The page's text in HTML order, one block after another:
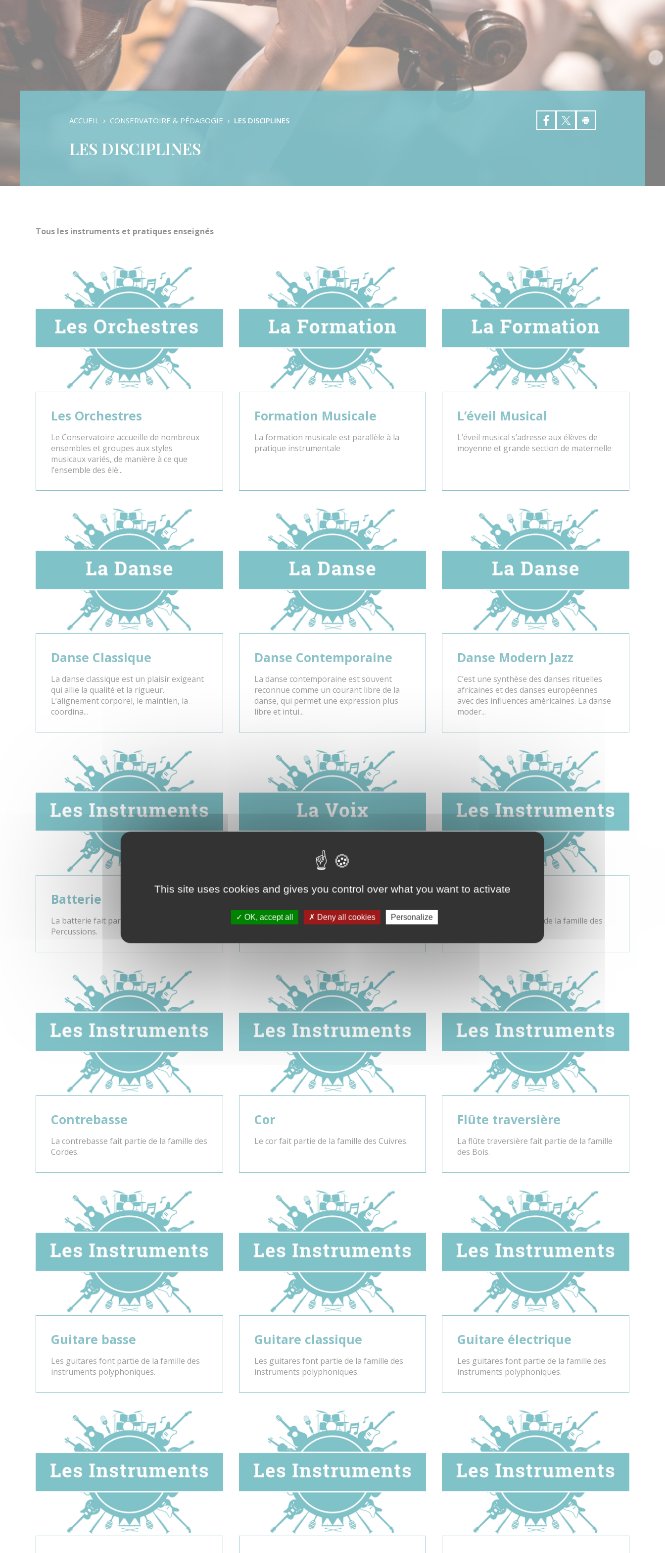
Formation Musicale
Pratiques d’ensembles
Auditions & Examens
Formation Musicale
L’éveil Musical
Danse Classique
Danse Contemporaine
Danse Modern Jazz
Batterie
Chant
Contrebasse
Guitare basse
Aliénor Brugaillere
Patrice Couvez
Blandine Cuvillier
Stéphane Chauveau
Benjamin Decoret
Mathilde Engelbach
Ana Giurgiu-Bondue
Bénédicte Gerard
Coronavirus – Musique & Danse Tarifs & règlement intérieur
ACCUEIL CONSERVATOIRE & PÉDAGOGIE LES DISCIPLINES
LES DISCIPLINES
Tous les instruments et pratiques enseignés
Les Orchestres
Le Conservatoire accueille de nombreux
ensembles et groupes aux styles
musicaux variés, de manière à ce que
l’ensemble des élè...
Formation Musicale
La formation musicale est parallèle à la
pratique instrumentale
L’éveil Musical
L’éveil musical s’adresse aux élèves de
moyenne et grande section de maternelle
Danse Classique
La danse classique est un plaisir exigeant
qui allie la qualité et la rigueur.
L’alignement corporel, le maintien, la
coordina...
Danse Contemporaine
La danse contemporaine est souvent
reconnue comme un courant libre de la
danse, qui permet une expression plus
libre et intui...
Danse Modern Jazz
C’est une synthèse des danses rituelles
africaines et des danses européennes
avec des influences américaines. La danse
moder...
Batterie
La batterie fait partie de la famille des
Percussions.
Chant
La voix comme instrument
La clarinette fait partie de la famille des
Contrebasse
La contrebasse fait partie de la famille des
Cordes.
Cor
Le cor fait partie de la famille des Cuivres.
Flûte traversière
La flûte traversière fait partie de la famille
des Bois.
Guitare basse
Les guitares font partie de la famille des
instruments polyphoniques.
Guitare classique
Les guitares font partie de la famille des
instruments polyphoniques.
Guitare électrique
Les guitares font partie de la famille des
instruments polyphoniques.
This site uses cookies and gives you control over what you want to activate
OK, accept all Deny all cookies Personalize